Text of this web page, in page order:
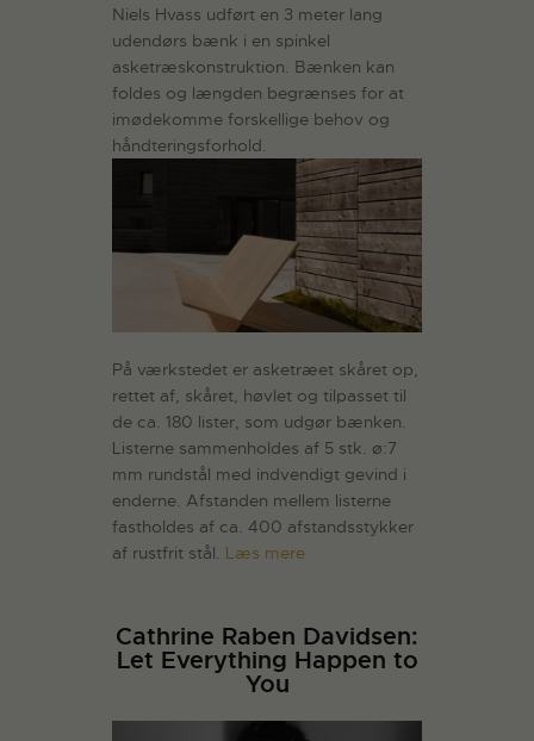
Niels Hvass udført en 3 meter lang
udendørs bænk i en spinkel
asketræskonstruktion. Bænken kan
foldes og længden begrænses for at
imødekomme forskellige behov og
håndteringsforhold.
På værkstedet er asketræet skåret op,
rettet af, skåret, høvlet og tilpasset til
de ca. 180 lister, som udgør bænken.
Listerne sammenholdes af 5 stk. ø:7
mm rundstål med indvendigt gevind i
enderne. Afstanden mellem listerne
fastholdes af ca. 400 afstandsstykker
af rustfrit stål. Læs mere
Cathrine Raben Davidsen:
Let Everything Happen to
You